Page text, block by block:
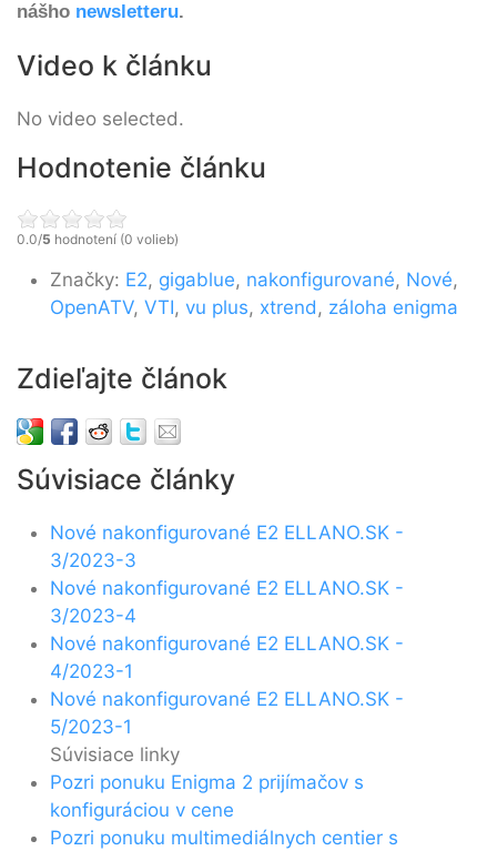
nášho newsletteru.
Video k článku
No video selected.
Hodnotenie článku
0.0/5 hodnotení (0 volieb)
Značky: E2, gigablue, nakonfigurované, Nové,
OpenATV, VTI, vu plus, xtrend, záloha enigma
Zdieľajte článok
Súvisiace články
Nové nakonfigurované E2 ELLANO.SK -
3/2023-3
Nové nakonfigurované E2 ELLANO.SK -
3/2023-4
Nové nakonfigurované E2 ELLANO.SK -
4/2023-1
Nové nakonfigurované E2 ELLANO.SK -
5/2023-1
Súvisiace linky
Pozri ponuku Enigma 2 prijímačov s
konfiguráciou v cene
Pozri ponuku multimediálnych centier s